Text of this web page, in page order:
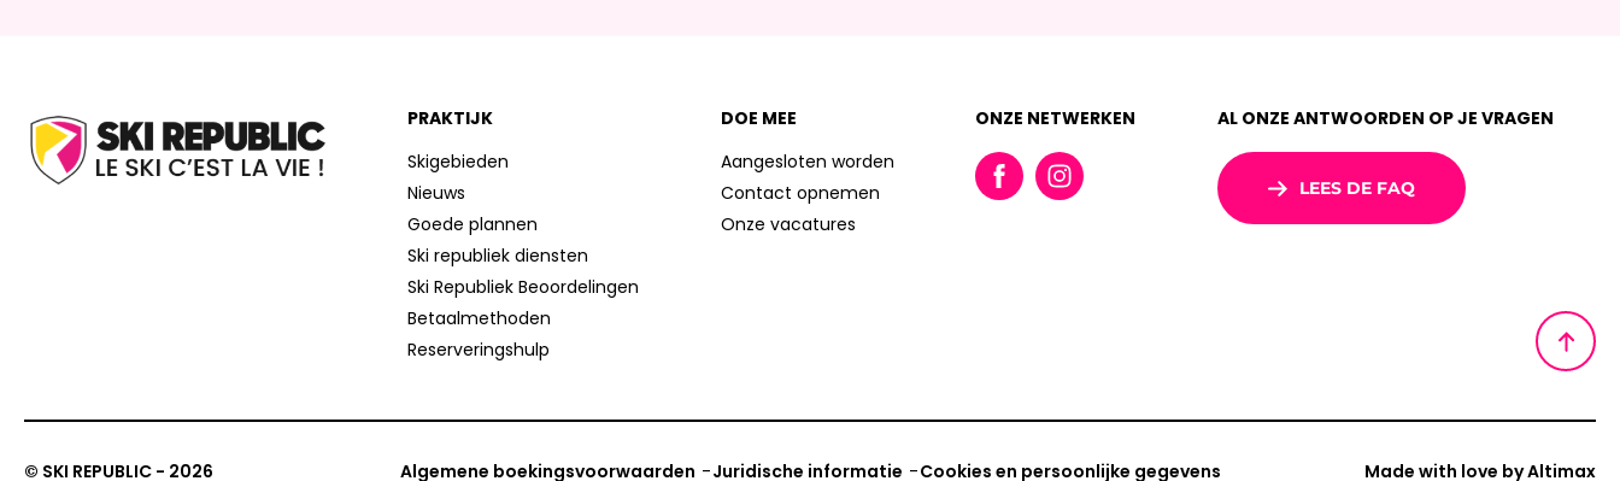
PRAKTIJK
Skigebieden
Nieuws
Goede plannen
Ski republiek diensten
Ski Republiek Beoordelingen
Betaalmethoden
Reserveringshulp
DOE MEE
Aangesloten worden
Contact opnemen
Onze vacatures
ONZE NETWERKEN AL ONZE ANTWOORDEN OP JE VRAGEN
LEES DE FAQ
© SKI REPUBLIC - 2026 Algemene boekingsvoorwaarden Juridische informatie Cookies en persoonlijke gegevens Made with love byAltimax